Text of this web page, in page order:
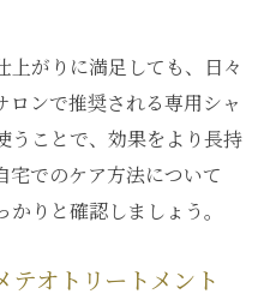
上がりに満足しても、日々
ロンで推奨される専用シャ
うことで、効果をより長持
宅でのケア方法について
りと確認しましょう。
テオトリートメント